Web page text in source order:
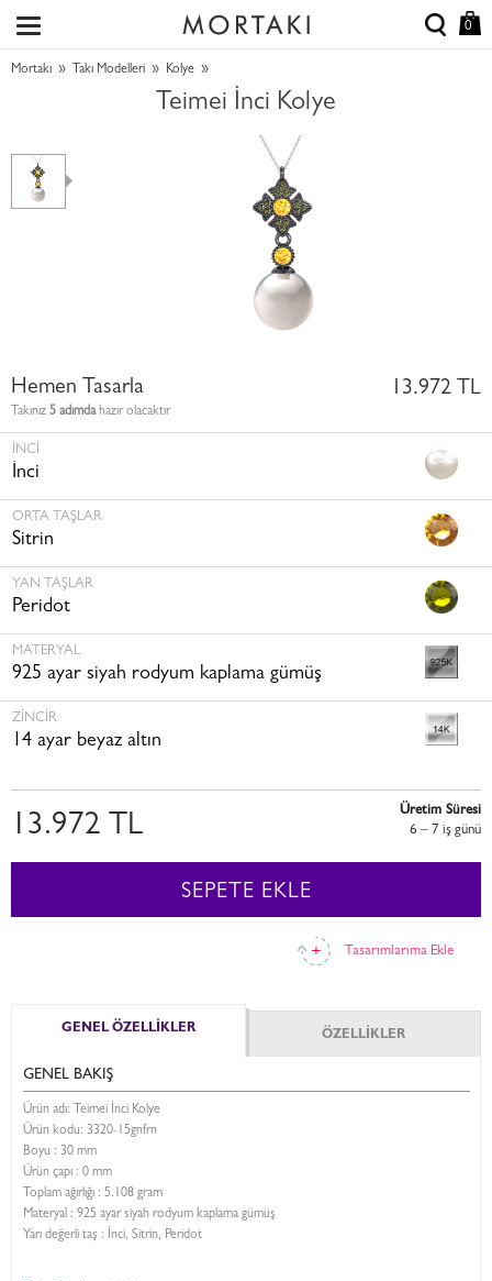
0
Mortakı » Takı Modelleri » Kolye »
Teimei İnci Kolye
Hemen Tasarla
Takınız 5 adımdahazır olacaktır
13.972 TL
İNCI
İnci
ORTA TAŞLAR
Sitrin
YAN TAŞLAR
Peridot
MATERYAL
925 ayar siyah rodyum kaplama gümüş
ZINCIR
14 ayar beyaz altın
Tasarımlarıma Ekle
13.972 TL
Üretim Süresi
6 – 7 i̇ş günü
SEPETE EKLE
GENEL ÖZELLİKLER ÖZELLİKLER
GENEL BAKIŞ
Ürün adı: Teimei İnci Kolye
Ürün kodu: 3320-15gnfrn
Boyu : 30 mm
Ürün çapı : 0 mm
Toplam ağırlığı : 5.108 gram
Materyal : 925 ayar siyah rodyum kaplama gümüş
Yarı değerli taş : İnci, Sitrin, Peridot